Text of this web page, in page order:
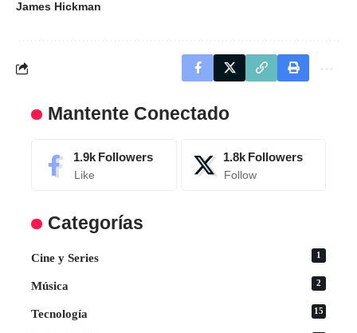
James Hickman
Mantente Conectado
1.9k Followers
Like
1.8k Followers
Follow
Categorías
Cine y Series 1
Música 2
Tecnología 15